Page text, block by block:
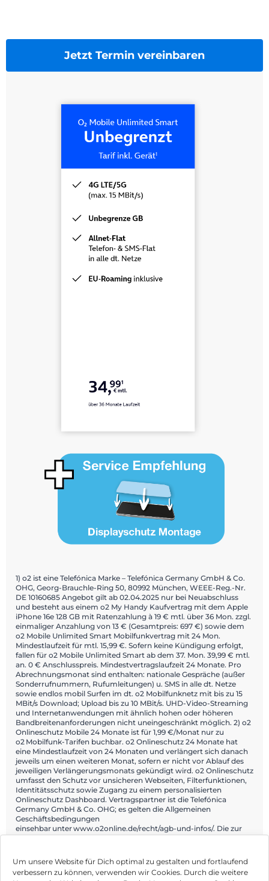
Um unsere Website für Dich optimal zu gestalten und fortlaufend
verbessern zu können, verwenden wir Cookies. Durch die weitere
Jetzt Termin vereinbaren
1) o2 ist eine Telefónica Marke – Telefónica Germany GmbH & Co.
OHG, Georg-Brauchle-Ring 50, 80992 München, WEEE-Reg.-Nr.
DE 10160685 Angebot gilt ab 02.04.2025 nur bei Neuabschluss
und besteht aus einem o2 My Handy Kaufvertrag mit dem Apple
iPhone 16e 128 GB mit Ratenzahlung à 19 € mtl. über 36 Mon. zzgl.
einmaliger Anzahlung von 13 € (Gesamtpreis: 697 €) sowie dem
o2 Mobile Unlimited Smart Mobilfunkvertrag mit 24 Mon.
Mindestlaufzeit für mtl. 15,99 €. Sofern keine Kündigung erfolgt,
fallen für o2 Mobile Unlimited Smart ab dem 37. Mon. 39,99 € mtl.
an. 0 € Anschlusspreis. Mindestvertragslaufzeit 24 Monate. Pro
Abrechnungsmonat sind enthalten: nationale Gespräche (außer
Sonderrufnummern, Rufumleitungen) u. SMS in alle dt. Netze
sowie endlos mobil Surfen im dt. o2 Mobilfunknetz mit bis zu 15
MBit/s Download; Upload bis zu 10 MBit/s. UHD-Video-Streaming
und Internetanwendungen mit ähnlich hohen oder höheren
Bandbreitenanforderungen nicht uneingeschränkt möglich. 2) o2
Onlineschutz Mobile 24 Monate ist für 1,99 €/Monat nur zu
o2 Mobilfunk-Tarifen buchbar. o2 Onlineschutz 24 Monate hat
eine Mindestlaufzeit von 24 Monaten und verlängert sich danach
jeweils um einen weiteren Monat, sofern er nicht vor Ablauf des
jeweiligen Verlängerungsmonats gekündigt wird. o2 Onlineschutz
umfasst den Schutz vor unsicheren Webseiten, Filterfunktionen,
Identitätsschutz sowie Zugang zu einem personalisierten
Onlineschutz Dashboard. Vertragspartner ist die Telefónica
Germany GmbH & Co. OHG; es gelten die Allgemeinen
Geschäftsbedingungen
einsehbar unter www.o2online.de/recht/agb-und-infos/. Die zur
Nutzung erforderliche Datenverbindung ist nicht Gegenstand von